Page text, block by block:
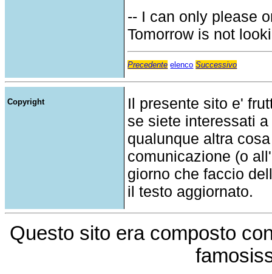
-- I can only please
Tomorrow is not
Precedente elenco Successivo
Copyright
Il presente sito e'
se siete interessati
qualunque altra
comunicazione (o
giorno che faccio
il testo aggiornato.
Questo sito era composto